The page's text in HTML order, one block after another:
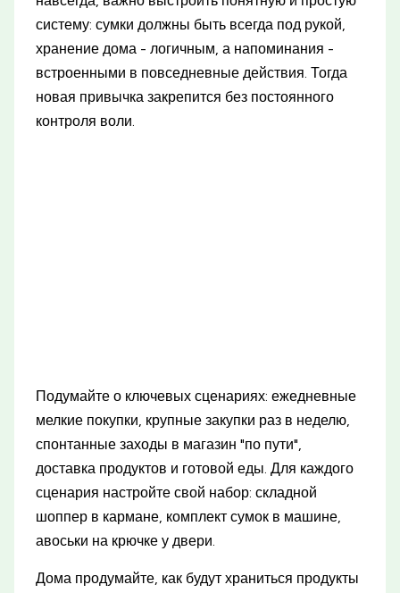
систему: сумки должны быть всегда под рукой,
хранение дома - логичным, а напоминания -
встроенными в повседневные действия. Тогда
новая привычка закрепится без постоянного
контроля воли.
Подумайте о ключевых сценариях: ежедневные
мелкие покупки, крупные закупки раз в неделю,
спонтанные заходы в магазин "по пути",
доставка продуктов и готовой еды. Для каждого
сценария настройте свой набор: складной
шоппер в кармане, комплект сумок в машине,
авоськи на крючке у двери.
Дома продумайте, как будут храниться продукты